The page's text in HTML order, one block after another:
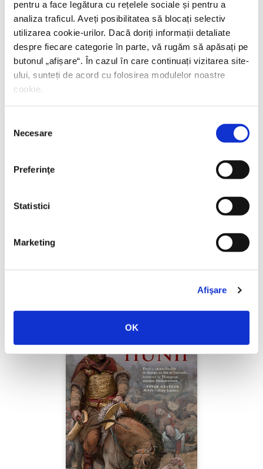
pentru a face legătura cu rețelele sociale și pentru a
analiza traficul. Aveți posibilitatea să blocați selectiv
utilizarea cookie-urilor. Dacă doriți informații detaliate
despre fiecare categorie în parte, vă rugăm să apăsați pe
butonul „afișare“. În cazul în care continuați vizitarea site-
ului, sunteți de acord cu folosirea modulelor noastre
cookie.
consimțământului
Necesare
Preferinţe
Statistici
Marketing
Afişare
OK